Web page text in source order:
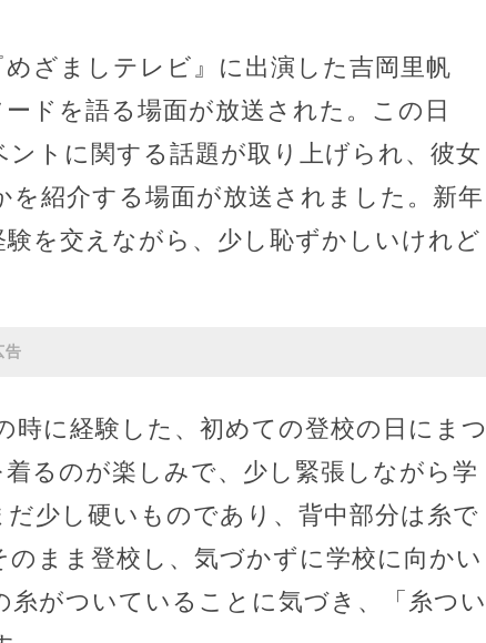
ざましテレビ』に出演した吉岡里帆
ドを語る場面が放送された。この日
トに関する話題が取り上げられ、彼女
紹介する場面が放送されました。新年
を交えながら、少し恥ずかしいけれど
告
時に経験した、初めての登校の日にまつ
るのが楽しみで、少し緊張しながら学
少し硬いものであり、背中部分は糸で
まま登校し、気づかずに学校に向かい
がついていることに気づき、「糸つい